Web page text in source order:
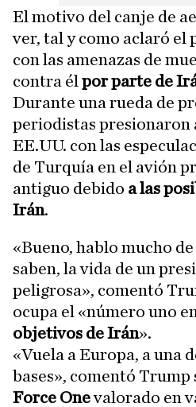
El motivo del canje de
ver, tal y como aclaró el
con las amenazas de
contra él por parte de
Durante una rueda de
periodistas presionaron
EE.UU. con las
de Turquía en el avión
antiguo debido a las
Irán.
«Bueno, hablo mucho
saben, la vida de un
peligrosa», comentó
ocupa el «número uno
objetivos de Irán».
«Vuela a Europa, a una
bases», comentó Trump
Force Onevalorado en